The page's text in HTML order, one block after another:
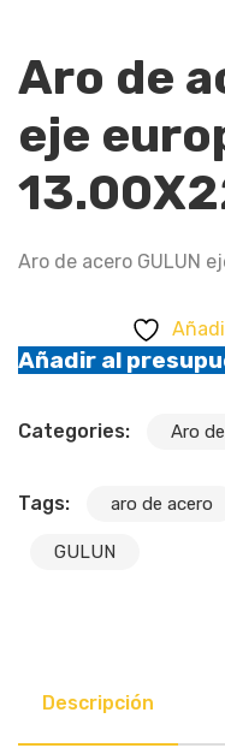
Aro de
eje
Aro de acero GULUN
Añadir al
Categories: Aro
Tags: aro de acero
GULUN
Descripción